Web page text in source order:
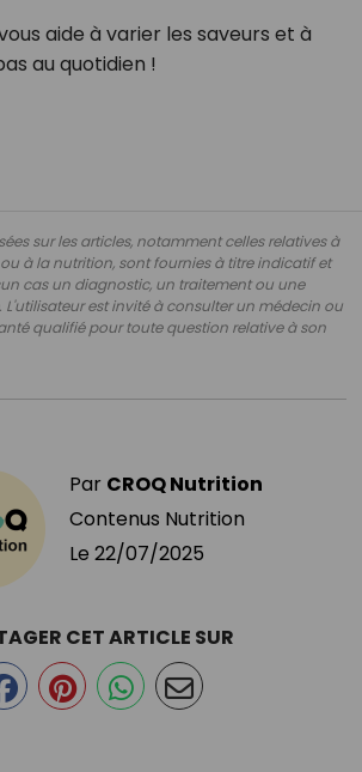
aide à varier les saveurs et à
au quotidien !
sur les articles, notamment celles relatives à
à la nutrition, sont fournies à titre indicatif et
cas un diagnostic, un traitement ou une
est invité à consulter un médecin ou
qualifié pour toute question relative à son
Par CROQ Nutrition
Contenus Nutrition
Le 22/07/2025
CET ARTICLE SUR